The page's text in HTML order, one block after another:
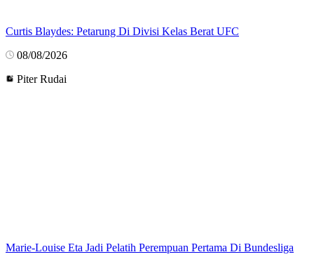
Curtis Blaydes: Petarung Di Divisi Kelas Berat UFC
08/08/2026
Piter Rudai
Marie-Louise Eta Jadi Pelatih Perempuan Pertama Di Bundesliga